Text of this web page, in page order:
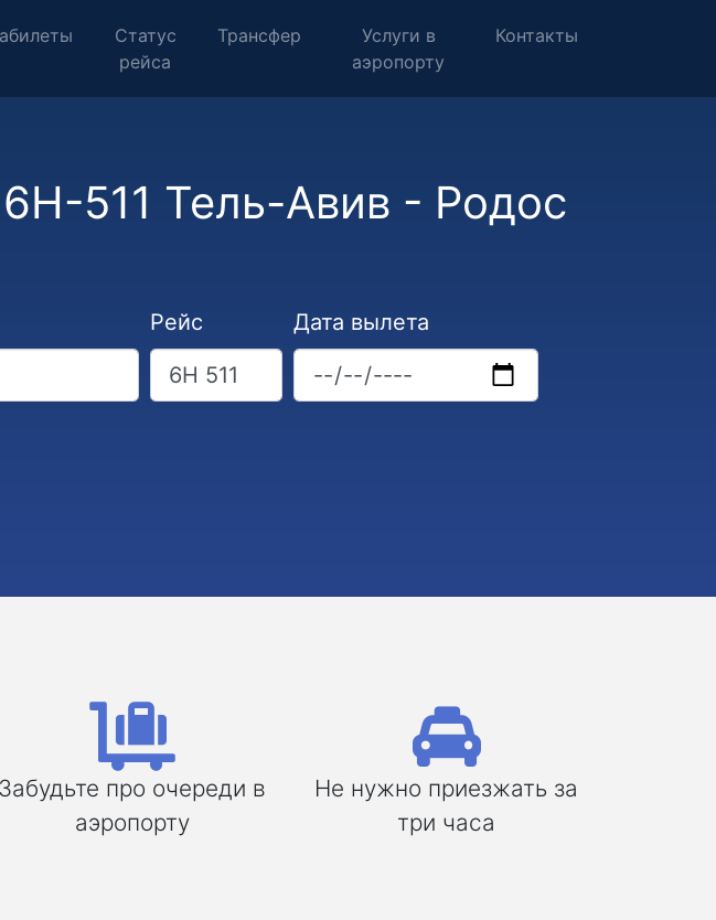
Статус
рейса
Трансфер
Услуги в
аэропорту
Контакты
6H-511 Тель-Авив - Родос
Рейс Дата вылета
Забудьте про очереди в
аэропорту
Не нужно приезжать за
три часа